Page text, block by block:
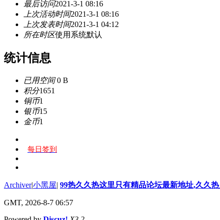
最后访问2021-3-1 08:16
上次活动时间2021-3-1 08:16
上次发表时间2021-3-1 04:12
所在时区使用系统默认
统计信息
已用空间0 B
积分1651
铜币1
银币15
金币1
每日签到
Archiver|小黑屋| 99热久久热这里只有精品论坛最新地址,久久
GMT, 2026-8-7 06:57